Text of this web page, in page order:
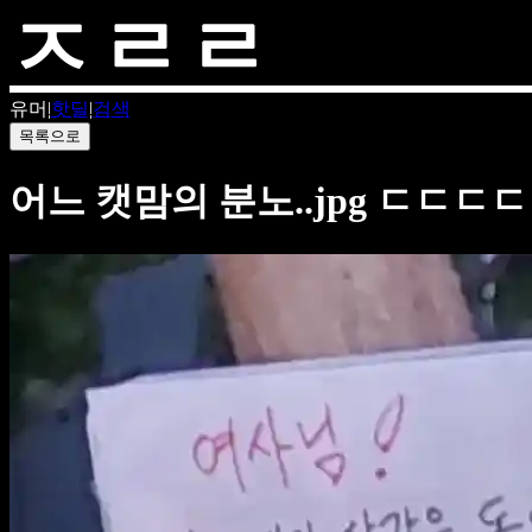
유머 |핫딜|검색
목록으로
어느 캣맘의 분노..jpg ㄷㄷㄷ